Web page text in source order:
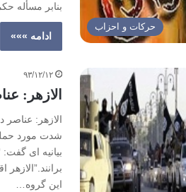
حركات و احزاب
بنابر مسأله
ادامه »»»
۹۳/۱۲/۱۲
الازهر:
الازهر:
شدت مورد
بیانیه ای
این گروه…